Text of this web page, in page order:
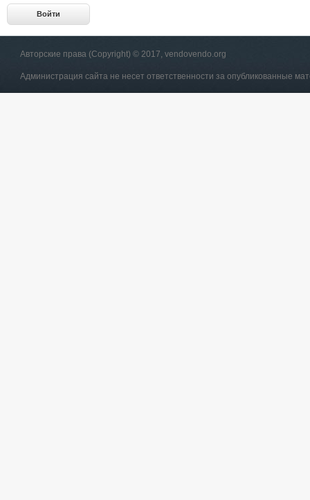
Авторские права (Copyright) © 2017, vendovendo.org
Администрация сайта не несет ответственности за опубликованные